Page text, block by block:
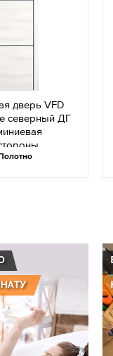
дверь VFD
северный ДГ
ЧМ